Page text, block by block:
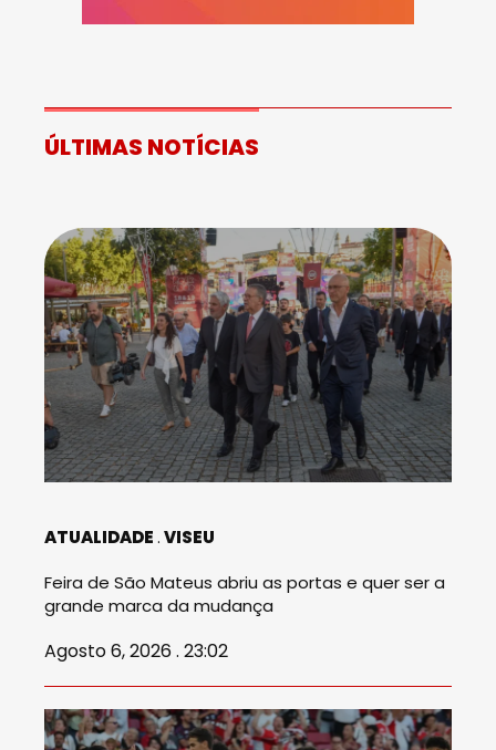
ÚLTIMAS NOTÍCIAS
ATUALIDADE VISEU
Feira de São Mateus abriu as portas e quer ser a
grande marca da mudança
Agosto 6, 2026 . 23:02